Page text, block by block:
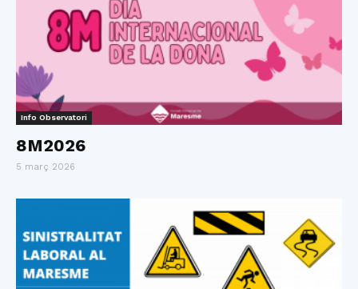
Info Observatori
8M2026
5 març 2026